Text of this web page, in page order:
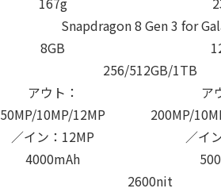
Snapdragon 8 Gen 3 for
8GB
256/512GB/1TB
アウト：
50MP/10MP/12MP
／イン：12MP
ア
200MP/
／イ
4000mAh
2600nit